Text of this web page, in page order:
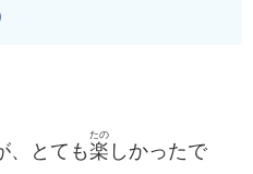
、とても楽
たの
しかったで